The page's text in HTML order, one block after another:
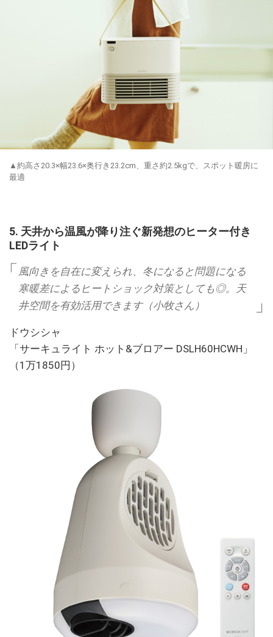
▲約高さ20.3×幅23.6×奥行き23.2cm、重さ約2.5kgで、スポット暖房に
最適
5. 天井から温風が降り注ぐ新発想のヒーター付き
LEDライト
風向きを自在に変えられ、冬になると問題になる
寒暖差によるヒートショック対策としても◎。天
井空間を有効活用できます（小牧さん）
ドウシシャ
「サーキュライト ホット&ブロアー DSLH60HCWH」
（1万1850円）